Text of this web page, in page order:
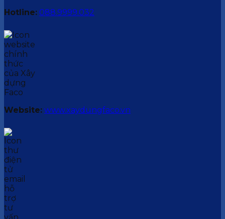
Hotline: 088.9999.032
Website: www.xaydungfaco.vn